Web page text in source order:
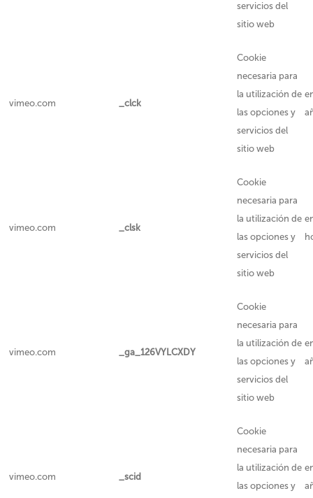
servicios del
sitio web
vimeo.com _clck
Cookie
necesaria para
la utilización de
las opciones y
servicios del
sitio web
vimeo.com _clsk
Cookie
necesaria para
la utilización de
las opciones y
servicios del
sitio web
vimeo.com _ga_126VYLCXDY
Cookie
necesaria para
la utilización de
las opciones y
servicios del
sitio web
vimeo.com _scid
Cookie
necesaria para
la utilización de
las opciones y